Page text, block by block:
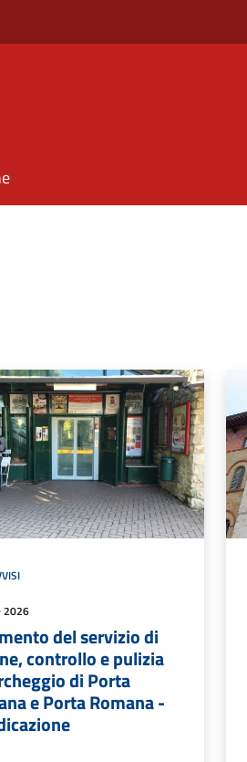
2026
del servizio di
controllo e pulizia
di Porta
e Porta Romana -